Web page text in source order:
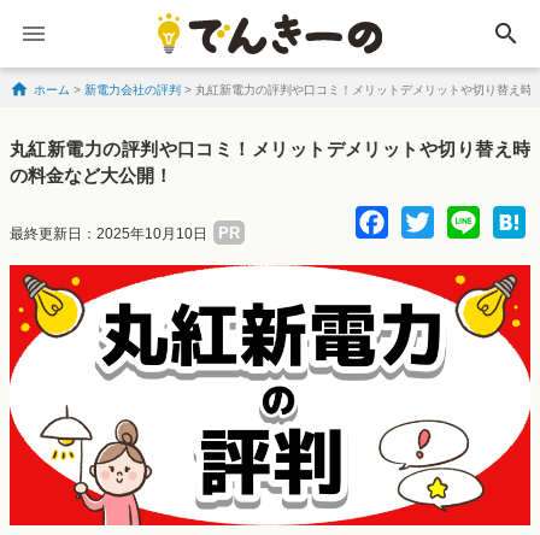
search
Skip to content
ホーム > 新電力会社の評判 > 丸紅新電力の評判や口コミ！メリットデメリットや切り替え時
丸紅新電力の評判や口コミ！メリットデメリットや切り替え時
の料金など大公開！
最終更新日：2025年10月10日 PR